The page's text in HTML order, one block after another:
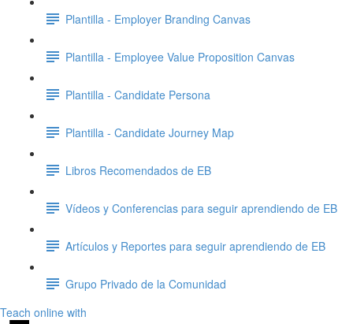
Plantilla - Employer Branding Canvas
Plantilla - Employee Value Proposition Canvas
Plantilla - Candidate Persona
Plantilla - Candidate Journey Map
Libros Recomendados de EB
Vídeos y Conferencias para seguir aprendiendo de EB
Artículos y Reportes para seguir aprendiendo de EB
Grupo Privado de la Comunidad
Teach online with